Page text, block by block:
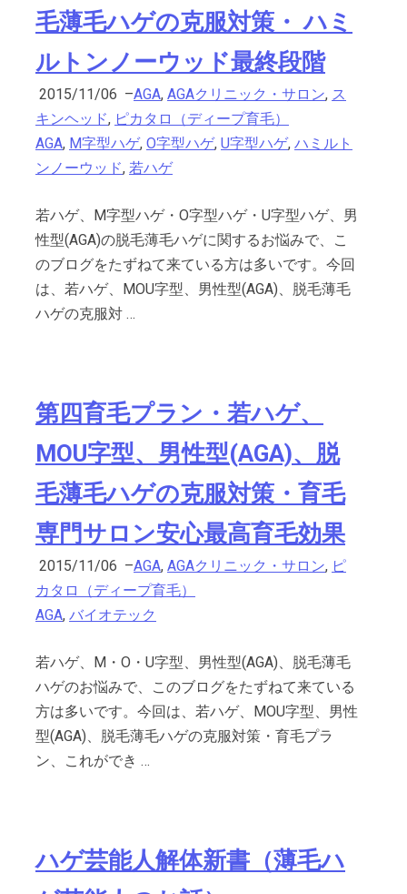
毛薄毛ハゲの克服対策・ ハミ
ルトンノーウッド最終段階
2015/11/06 –AGA, AGAクリニック・サロン, ス
キンヘッド, ピカタロ（ディープ育毛）
AGA, M字型ハゲ, O字型ハゲ, U字型ハゲ, ハミルト
ンノーウッド, 若ハゲ
若ハゲ、M字型ハゲ・O字型ハゲ・U字型ハゲ、男
性型(AGA)の脱毛薄毛ハゲに関するお悩みで、こ
のブログをたずねて来ている方は多いです。今回
は、若ハゲ、MOU字型、男性型(AGA)、脱毛薄毛
ハゲの克服対 …
第四育毛プラン・若ハゲ、
MOU字型、男性型(AGA)、脱
毛薄毛ハゲの克服対策・育毛
専門サロン安心最高育毛効果
2015/11/06 –AGA, AGAクリニック・サロン, ピ
カタロ（ディープ育毛）
AGA, バイオテック
若ハゲ、M・O・U字型、男性型(AGA)、脱毛薄毛
ハゲのお悩みで、このブログをたずねて来ている
方は多いです。今回は、若ハゲ、MOU字型、男性
型(AGA)、脱毛薄毛ハゲの克服対策・育毛プラ
ン、これができ …
ハゲ芸能人解体新書（薄毛ハ